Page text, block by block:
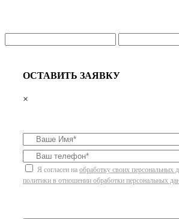
ОСТАВИТЬ ЗАЯВКУ
×
Я согласен на обработку своих персональных
политики в отношении обработки персональных